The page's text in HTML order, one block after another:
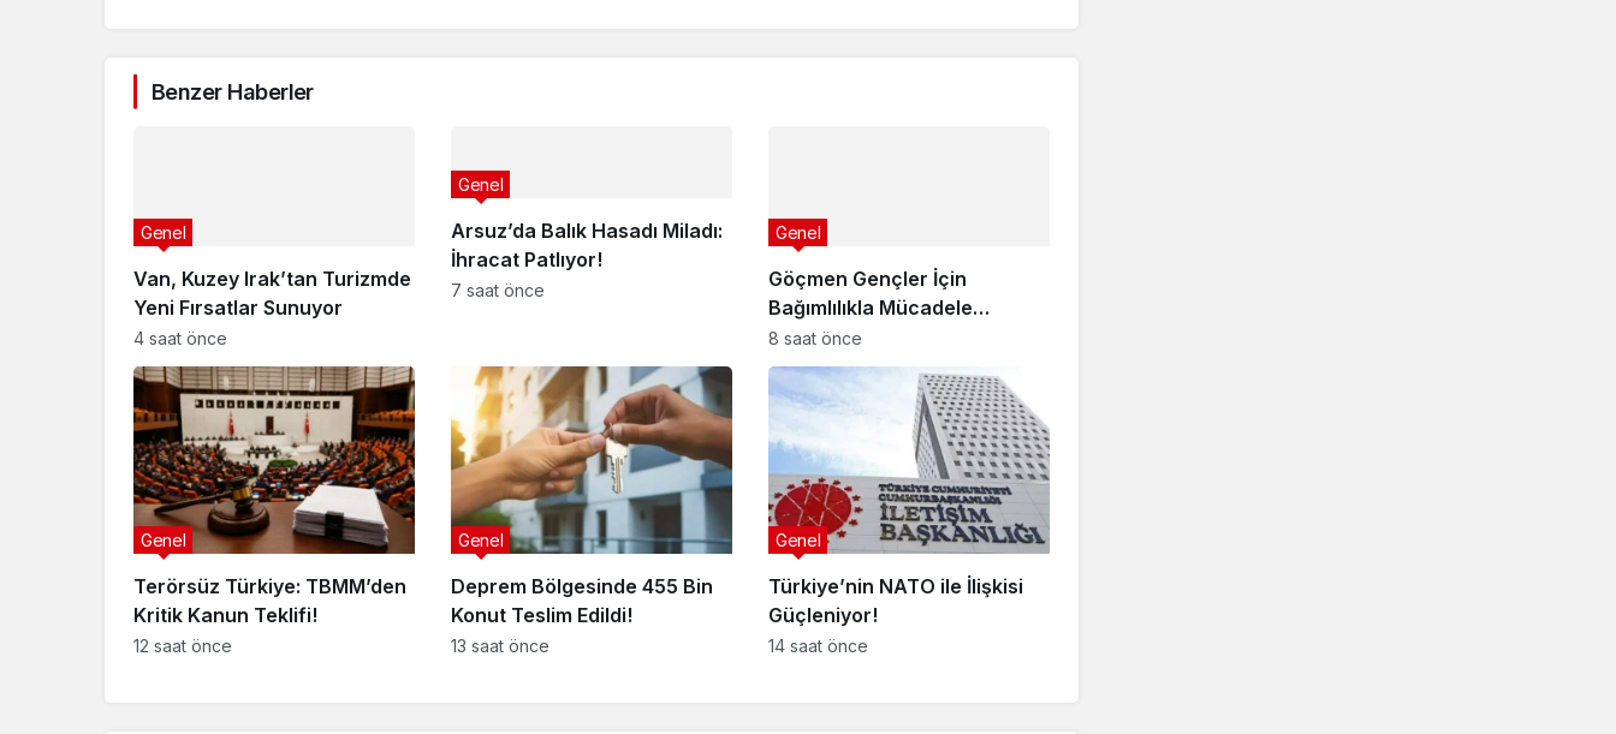
Benzer Haberler
Van, Kuzey Irak’tan Turizmde
Yeni Fırsatlar Sunuyor
Genel
4 saat önce
Arsuz’da Balık Hasadı Miladı:
İhracat Patlıyor!
Genel
7 saat önce
Göçmen Gençler İçin
Bağımlılıkla Mücadele
Programı
Genel
8 saat önce
Terörsüz Türkiye: TBMM’den
Kritik Kanun Teklifi!
Genel
12 saat önce
Deprem Bölgesinde 455 Bin
Konut Teslim Edildi!
Genel
13 saat önce
Türkiye’nin NATO ile İlişkisi
Güçleniyor!
Genel
14 saat önce